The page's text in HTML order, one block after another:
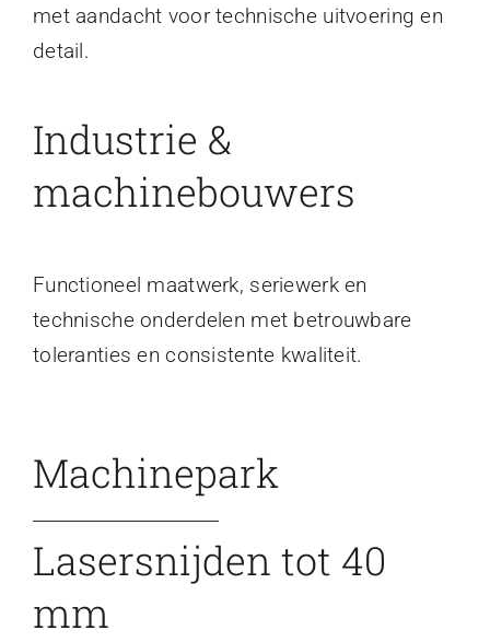
met aandacht voor technische uitvoering en
detail.
Industrie &
machinebouwers
Functioneel maatwerk, seriewerk en
technische onderdelen met betrouwbare
toleranties en consistente kwaliteit.
Machinepark
Lasersnijden tot 40
mm